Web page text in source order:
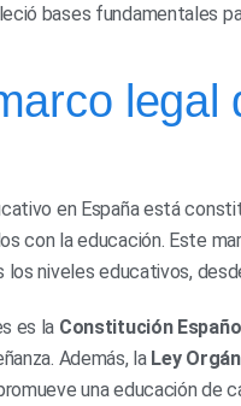
bases fundamentales
legal
en España está
con la educación. Este
niveles educativos,
es la Constitución
Además, la Ley
una educación de